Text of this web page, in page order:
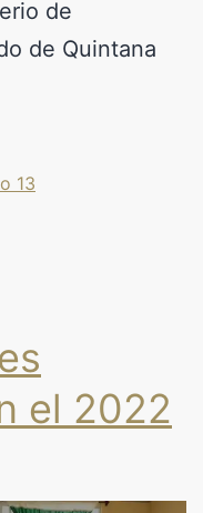
de
de Quintana
13
el 2022